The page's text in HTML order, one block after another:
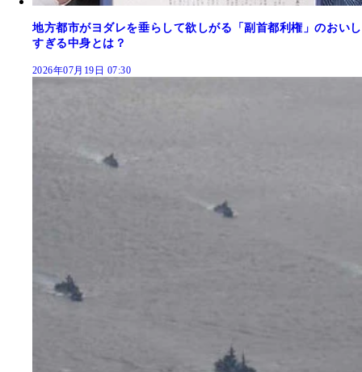
地方都市がヨダレを垂らして欲しがる「副首都利権」のおいし
すぎる中身とは？
2026年07月19日 07:30